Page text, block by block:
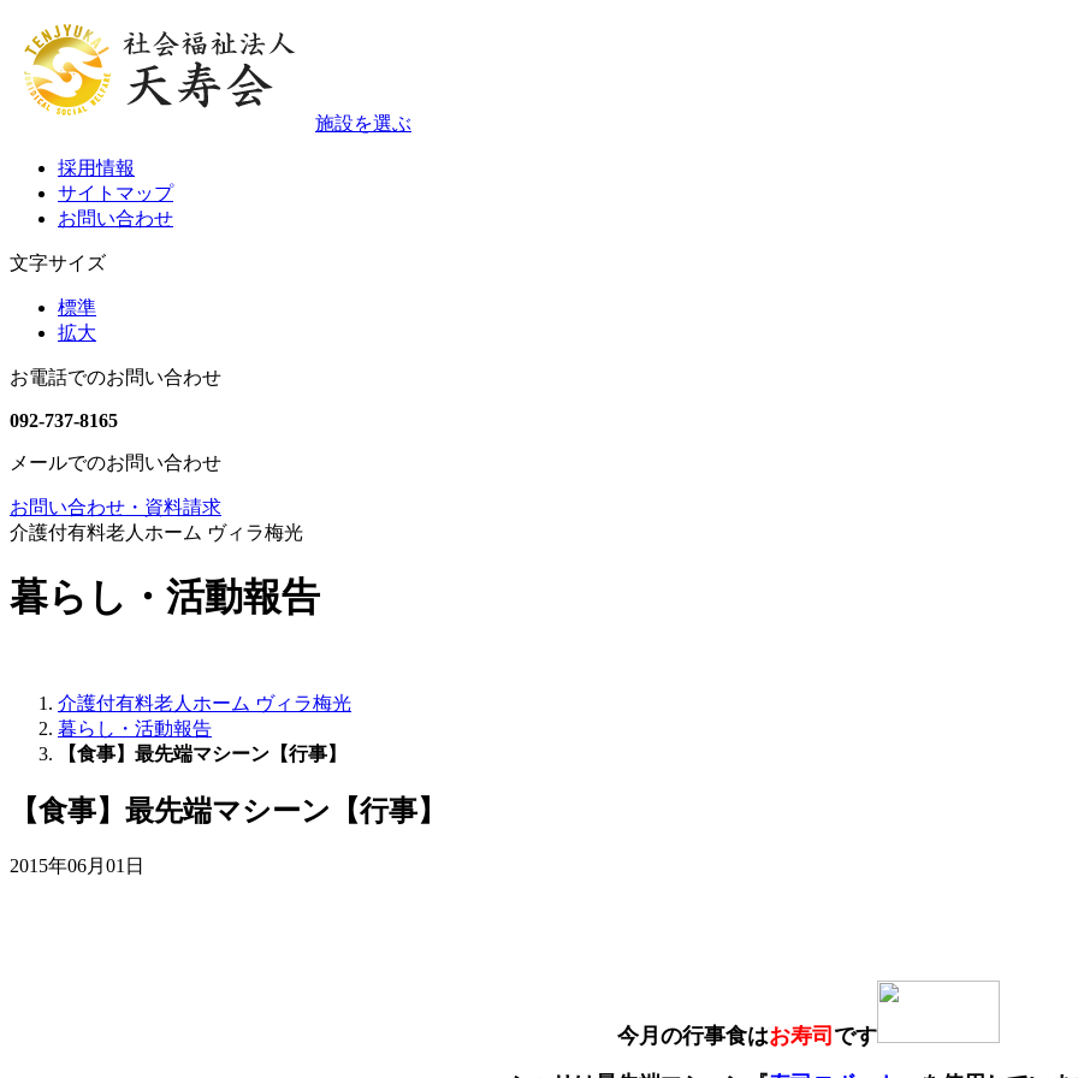
施設を選ぶ
採用情報
サイトマップ
お問い合わせ
文字サイズ
標準
拡大
お電話でのお問い合わせ
092-737-8165
メールでのお問い合わせ
お問い合わせ・資料請求
介護付有料老人ホーム ヴィラ梅光
暮らし・活動報告
介護付有料老人ホーム ヴィラ梅光
暮らし・活動報告
【食事】最先端マシーン【行事】
【食事】最先端マシーン【行事】
2015年06月01日
今月の行事食はお寿司 です